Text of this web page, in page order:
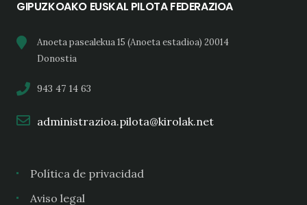
GIPUZKOAKO EUSKAL PILOTA FEDERAZIOA
Anoeta pasealekua 15 (Anoeta estadioa) 20014
Donostia
943 47 14 63
administrazioa.pilota@kirolak.net
Política de privacidad
Aviso legal